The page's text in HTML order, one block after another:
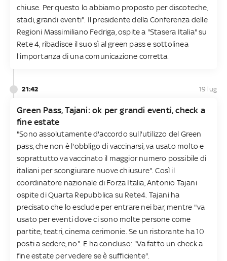
chiuse. Per questo lo abbiamo proposto per discoteche,
stadi, grandi eventi". Il presidente della Conferenza delle
Regioni Massimiliano Fedriga, ospite a "Stasera Italia" su
Rete 4, ribadisce il suo sì al green pass e sottolinea
l'importanza di una comunicazione corretta.
21:42 19 lug
Green Pass, Tajani: ok per grandi eventi, check a
fine estate
"Sono assolutamente d'accordo sull'utilizzo del Green
pass, che non è l'obbligo di vaccinarsi, va usato molto e
soprattutto va vaccinato il maggior numero possibile di
italiani per scongiurare nuove chiusure". Così il
coordinatore nazionale di Forza Italia, Antonio Tajani
ospite di Quarta Repubblica su Rete4. Tajani ha
precisato che lo esclude per entrare nei bar, mentre "va
usato per eventi dove ci sono molte persone come
partite, teatri, cinema cerimonie. Se un ristorante ha 10
posti a sedere, no". E ha concluso: "Va fatto un check a
fine estate per vedere se è sufficiente".